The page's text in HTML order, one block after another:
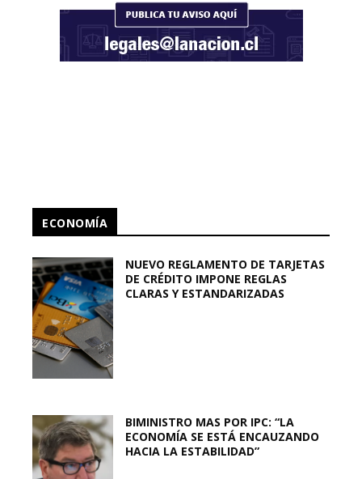
ECONOMÍA
NUEVO REGLAMENTO DE TARJETAS
DE CRÉDITO IMPONE REGLAS
CLARAS Y ESTANDARIZADAS
BIMINISTRO MAS POR IPC: “LA
ECONOMÍA SE ESTÁ ENCAUZANDO
HACIA LA ESTABILIDAD”